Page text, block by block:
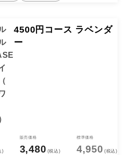
4500円コース ラベンダ
ー
)
販売価格
3,480 (税込)
標準価格
4,950 (税込)